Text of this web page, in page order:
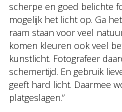
scherpe en goed belichte
mogelijk het licht op. Ga
raam staan voor veel
komen kleuren ook veel
kunstlicht. Fotografeer
schemertijd. En gebruik
geeft hard licht. Daarmee
platgeslagen.”